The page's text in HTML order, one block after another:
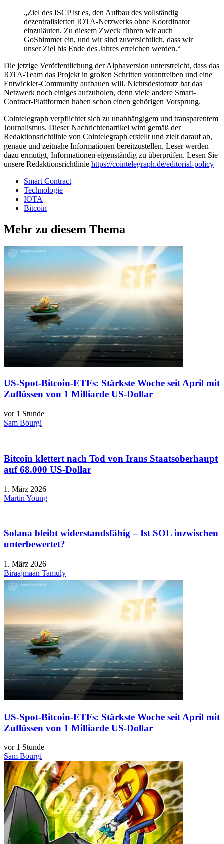
„Ziel des ISCP ist es, den Aufbau des vollständig
dezentralisierten IOTA-Netzwerks ohne Koordinator
einzuläuten. Zu diesem Zweck führen wir auch
GoShimmer ein, und wir sind zuversichtlich, dass wir
unser Ziel bis Ende des Jahres erreichen werden.“
Die jetzige Veröffentlichung der Alphaversion unterstreicht, dass das
IOTA-Team das Projekt in großen Schritten vorantreiben und eine
Entwickler-Community aufbauen will. Nichtsdestotrotz hat das
Netzwerk noch einiges aufzuholen, denn viele andere Smart-
Contract-Plattformen haben schon einen gehörigen Vorsprung.
Cointelegraph verpflichtet sich zu unabhängigem und transparentem
Journalismus. Dieser Nachrichtenartikel wird gemäß der
Redaktionsrichtlinie von Cointelegraph erstellt und zielt darauf ab,
genaue und zeitnahe Informationen bereitzustellen. Leser werden
dazu ermutigt, Informationen eigenständig zu überprüfen. Lesen Sie
unsere Redaktionsrichtlinie https://cointelegraph.de/editorial-policy
Smart Contract
Technologie
IOTA
Bitcoin
Mehr zu diesem Thema
US-Spot-Bitcoin-ETFs: Stärkste Woche seit April mit
Zuflüssen von 1 Milliarde US-Dollar
vor 1 Stunde
Sam Bourgi
Bitcoin klettert nach Tod von Irans Staatsoberhaupt
auf 68.000 US-Dollar
1. März 2026
Martin Young
Solana bleibt widerstandsfähig – Ist SOL inzwischen
unterbewertet?
1. März 2026
Biraajmaan Tamuly
US-Spot-Bitcoin-ETFs: Stärkste Woche seit April mit
Zuflüssen von 1 Milliarde US-Dollar
vor 1 Stunde
Sam Bourgi